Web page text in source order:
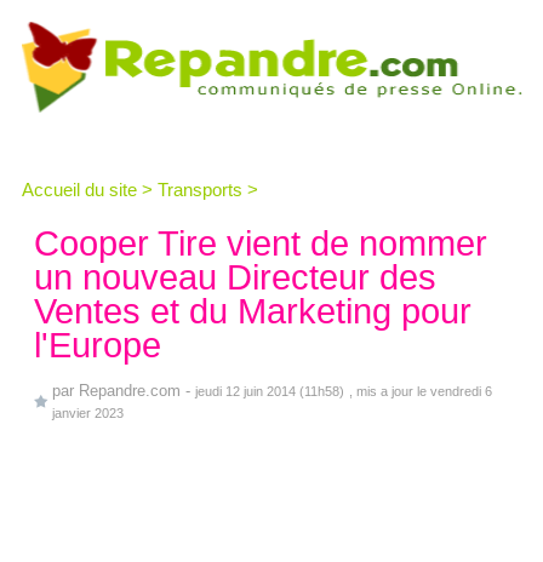
Accueil du site > Transports >
Cooper Tire vient de nommer
un nouveau Directeur des
Ventes et du Marketing pour
l'Europe
par Repandre.com - jeudi 12 juin 2014 (11h58)
, mis a jour le vendredi 6
janvier 2023